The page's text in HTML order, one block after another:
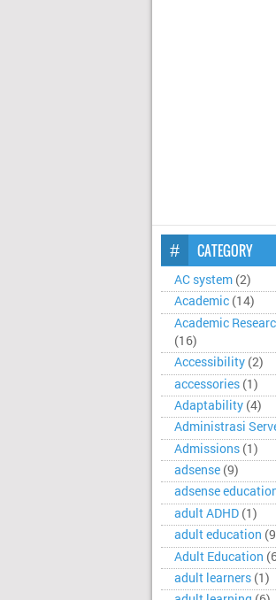
CATEGORY
AC system (2)
Academic (14)
Academic
(16)
Accessibility (2)
accessories (1)
Adaptability (4)
Administrasi
Admissions (1)
adsense (9)
adsense
adult ADHD (1)
adult education
Adult Education
adult learners (1)